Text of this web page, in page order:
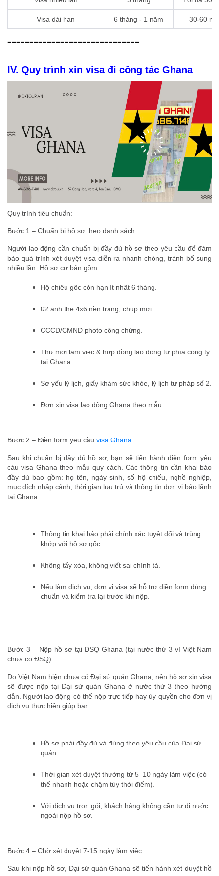
Visa dài hạn 6 tháng - 1 năm 30-60
==============================
IV. Quy trình xin visa đi công tác Ghana
Quy trình tiêu chuẩn:
Bước 1 – Chuẩn bị hồ sơ theo danh sách.
Người lao động cần chuẩn bị đầy đủ hồ sơ theo yêu cầu để đảm
bảo quá trình xét duyệt visa diễn ra nhanh chóng, tránh bổ sung
nhiều lần. Hồ sơ cơ bản gồm:
Hộ chiếu gốc còn hạn ít nhất 6 tháng.
02 ảnh thẻ 4x6 nền trắng, chụp mới.
CCCD/CMND photo công chứng.
Thư mời làm việc & hợp đồng lao động từ phía công ty
tại Ghana.
Sơ yếu lý lịch, giấy khám sức khỏe, lý lịch tư pháp số 2.
Đơn xin visa lao động Ghana theo mẫu.
Bước 2 – Điền form yêu cầu visa Ghana.
Sau khi chuẩn bị đầy đủ hồ sơ, bạn sẽ tiến hành điền form yêu
càu visa Ghana theo mẫu quy cách. Các thông tin cần khai báo
đầy dủ bao gồm: họ tên, ngày sinh, số hộ chiếu, nghề nghiệp,
mục đích nhập cảnh, thời gian lưu trú và thông tin đơn vị bảo lãnh
tại Ghana.
Thông tin khai báo phải chính xác tuyệt đối và trùng
khớp với hồ sơ gốc.
Không tẩy xóa, không viết sai chính tả.
Nếu làm dịch vụ, đơn vị visa sẽ hỗ trợ điền form đúng
chuẩn và kiểm tra lại trước khi nộp.
Bước 3 – Nộp hồ sơ tại ĐSQ Ghana (tại nước thứ 3 vì Việt Nam
chưa có ĐSQ).
Do Việt Nam hiện chưa có Đại sứ quán Ghana, nên hồ sơ xin visa
sẽ được nộp tại Đại sứ quán Ghana ở nước thứ 3 theo hướng
dẫn. Người lao động có thể nộp trực tiếp hay ủy quyền cho đơn vị
dịch vụ thực hiện giúp bạn .
Hồ sơ phải đầy đủ và đúng theo yêu cầu của Đại sứ
quán.
Thời gian xét duyệt thường từ 5–10 ngày làm việc (có
thể nhanh hoặc chậm tùy thời điểm).
Với dịch vụ trọn gói, khách hàng không cần tự đi nước
ngoài nộp hồ sơ.
Bước 4 – Chờ xét duyệt 7-15 ngày làm việc.
Sau khi nộp hồ sơ, Đại sứ quán Ghana sẽ tiến hành xét duyệt hồ